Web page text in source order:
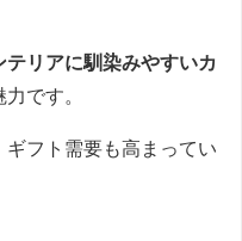
テリアに馴染みやすいカ
です。
フト需要も高まってい